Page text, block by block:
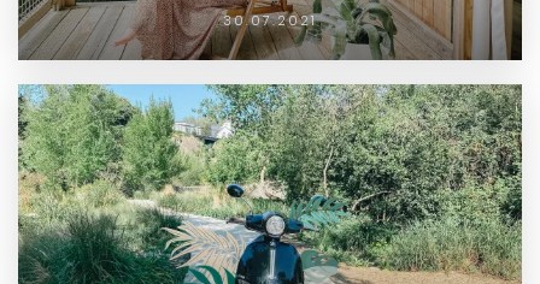
30.07.2021